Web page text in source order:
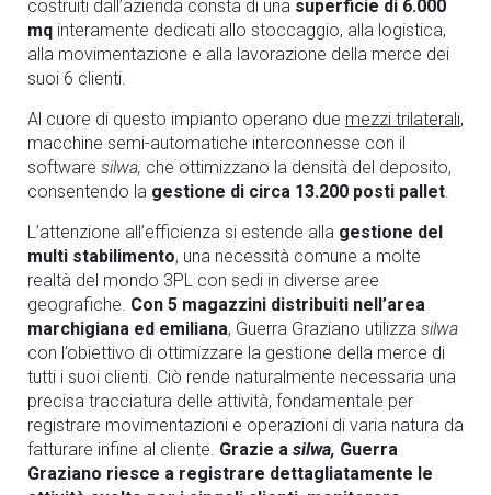
costruiti dall’azienda consta di una superficie di 6.000
mq interamente dedicati allo stoccaggio, alla logistica,
alla movimentazione e alla lavorazione della merce dei
suoi 6 clienti.
Al cuore di questo impianto operano due mezzi trilaterali,
macchine semi-automatiche interconnesse con il
software silwa, che ottimizzano la densità del deposito,
consentendo la gestione di circa 13.200 posti pallet.
L’attenzione all’efficienza si estende alla gestione del
multi stabilimento, una necessità comune a molte
realtà del mondo 3PL con sedi in diverse aree
geografiche. Con 5 magazzini distribuiti nell’area
marchigiana ed emiliana, Guerra Graziano utilizza silwa
con l’obiettivo di ottimizzare la gestione della merce di
tutti i suoi clienti. Ciò rende naturalmente necessaria una
precisa tracciatura delle attività, fondamentale per
registrare movimentazioni e operazioni di varia natura da
fatturare infine al cliente. Grazie a silwa, Guerra
Graziano riesce a registrare dettagliatamente le